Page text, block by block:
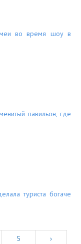
во время шоу в
павильон, где
туриста богаче
5
›